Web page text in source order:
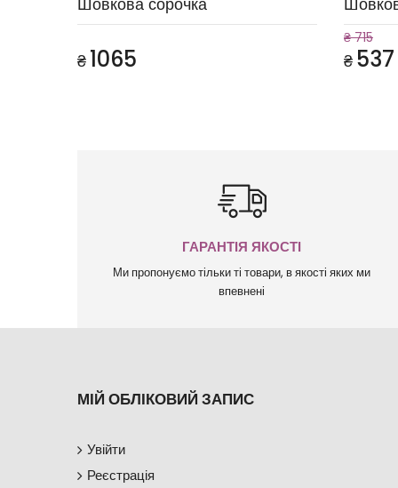
₴ 1065
₴ 715
₴ 537
ГАРАНТІЯ ЯКОСТІ
Ми пропонуємо тільки ті товари, в якості яких ми
впевнені
МІЙ ОБЛІКОВИЙ ЗАПИС
Увійти
Реєстрація